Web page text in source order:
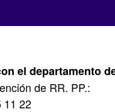
el departamento
de RR. PP.:
11 22